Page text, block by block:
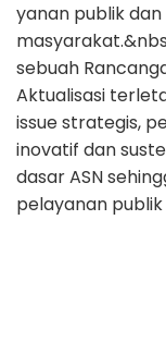
yanan publik
sebuah
Aktualisasi
issue strategis,
inovatif dan
dasar ASN
pelayanan